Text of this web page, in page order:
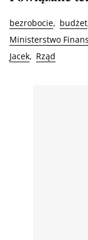
bezrobocie budżet
Ministerstwo
Jacek
Rząd